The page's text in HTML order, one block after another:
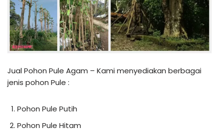
Jual Pohon Pule Agam – Kami menyediakan berbagai
jenis pohon Pule :
Pohon Pule Putih
Pohon Pule Hitam